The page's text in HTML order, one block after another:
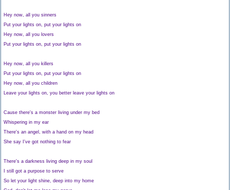
Hey now, all you sinners
Put your lights on, put your lights on
Hey now, all you lovers
Put your lights on, put your lights on
Hey now, all you killers
Put your lights on, put your lights on
Hey now, all you children
Leave your lights on, you better leave your lights on
Cause there's a monster living under my bed
Whispering in my ear
There's an angel, with a hand on my head
She say I've got nothing to fear
There's a darkness living deep in my soul
I still got a purpose to serve
So let your light shine, deep into my home